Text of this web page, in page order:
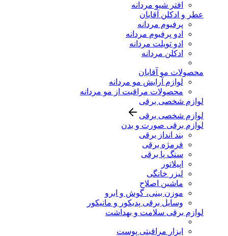
افتر شیو مردانه
عطر و ادکلن آقایان
پرفیوم مردانه
ادو پرفیوم مردانه
ادو تویلت مردانه
ادکلن مردانه
محصولات مو آقایان
لوازم آرایش مو مردانه
محصولات مراقبت از مو مردانه
لوازم شخصی برقی
لوازم شخصی برقی
لوازم برقی صورت و بدن
بند انداز برقی
فرمژه برقی
سنگ پا برقی
اپیلاتور
لیزر خانگی
ماشین اصلاح
موزن بینی، گوش و ابرو
وسایل برقی پدیکور و مانیکور
لوازم برقی سلامت و بهداشت
ابزار مراقبتی پوست